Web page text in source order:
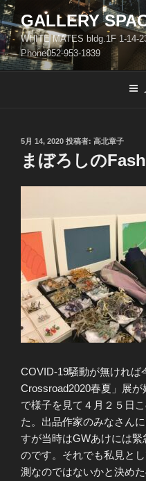
コ
ン
テ
ン
ツ
GALLERY
WHITE MATES bldg.1F 1-14-
Phone052-953-1839
投
日:
5月 14, 2020 投稿者: 高北章子
まぼろしの
COVID-19騒動が無ければ
Crossroad2020春夏」展
で様子を見て４月２５日
た。出品作家のみなさん
すが当時はGWあけには
のです。それでも私見と
測なのではないかと決め